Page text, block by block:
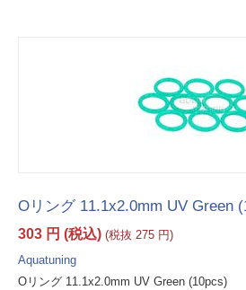
Oリング 11.1x2.0mm UV Green
303 円 (税込) (税抜 275 円)
Aquatuning
Oリング 11.1x2.0mm UV Green (10pcs)